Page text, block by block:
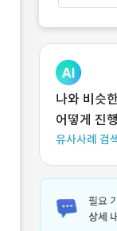
나와 비슷
어떻게 진
유사사례 검